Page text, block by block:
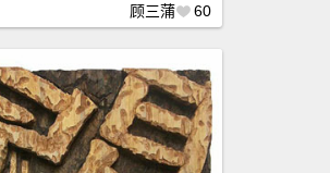
顾三蒲
60